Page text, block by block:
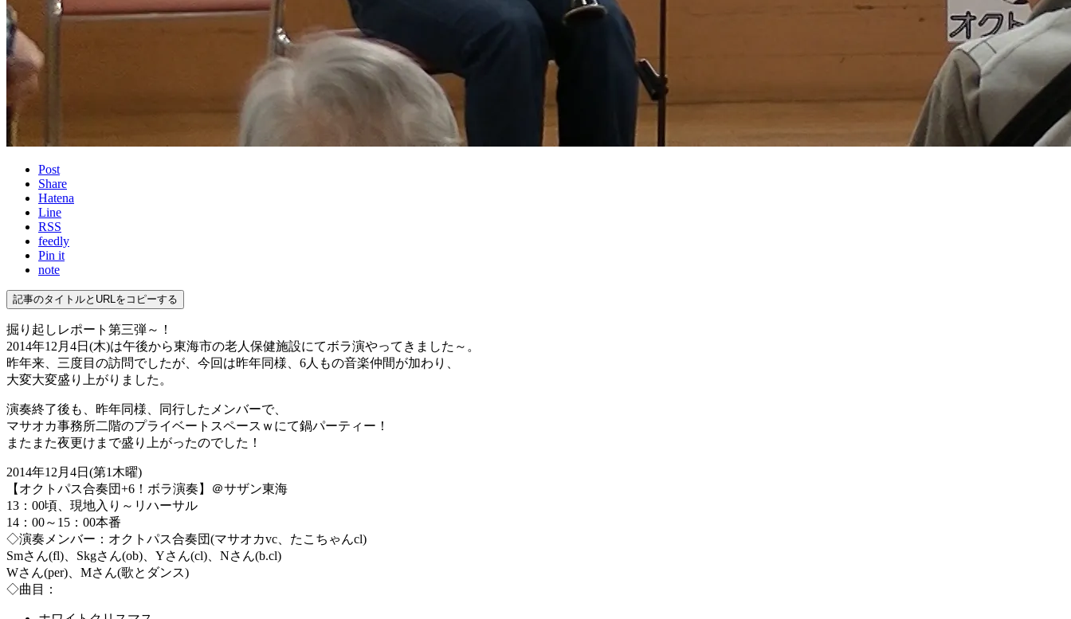
Post
Share
Hatena
Line
RSS
feedly
Pin it
note
記事のタイトルとURLをコピーする
掘り起しレポート第三弾～！
2014年12月4日(木)は午後から東海市の老人保健施設にてボラ演やってきました～。
昨年来、三度目の訪問でしたが、今回は昨年同様、6人もの音楽仲間が加わり、
大変大変盛り上がりました。
演奏終了後も、昨年同様、同行したメンバーで、
マサオカ事務所二階のプライベートスペースｗにて鍋パーティー！
またまた夜更けまで盛り上がったのでした！
2014年12月4日(第1木曜)
【オクトパス合奏団+6！ボラ演奏】＠サザン東海
13：00頃、現地入り～リハーサル
14：00～15：00本番
◇演奏メンバー：オクトパス合奏団(マサオカvc、たこちゃんcl)
Smさん(fl)、Skgさん(ob)、Yさん(cl)、Nさん(b.cl)
Wさん(per)、Mさん(歌とダンス)
◇曲目：